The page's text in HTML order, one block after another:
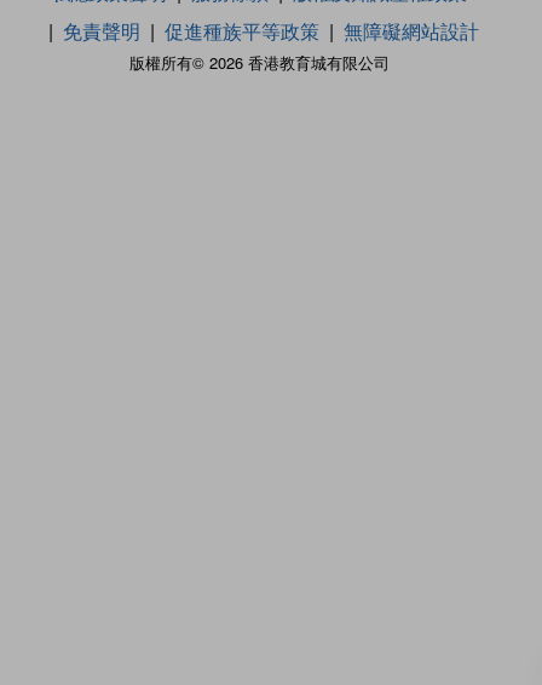
版權所有© 2026 香港教育城有限公司
免責聲明
促進種族平等政策 無障礙網站設計